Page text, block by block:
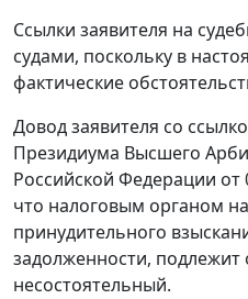
Ссылки заявителя на
судами, поскольку в
фактические
Довод заявителя со
Президиума Высшего
Российской Федерации от
что налоговым органом
принудительного
задолженности, подлежит
несостоятельный.